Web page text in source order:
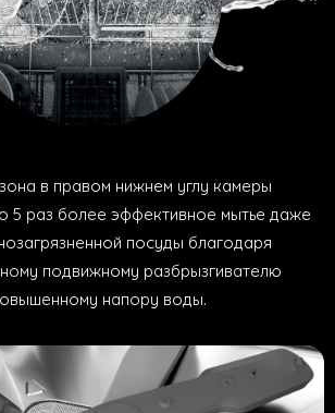
в правом нижнем углу камеры
5 раз более эффективное мытье даже
посуды благодаря
подвижному разбрызгивателю
напору воды.